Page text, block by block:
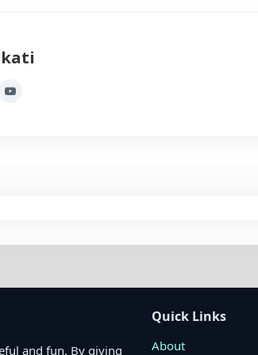
and fun. By giving
Quick Links
About